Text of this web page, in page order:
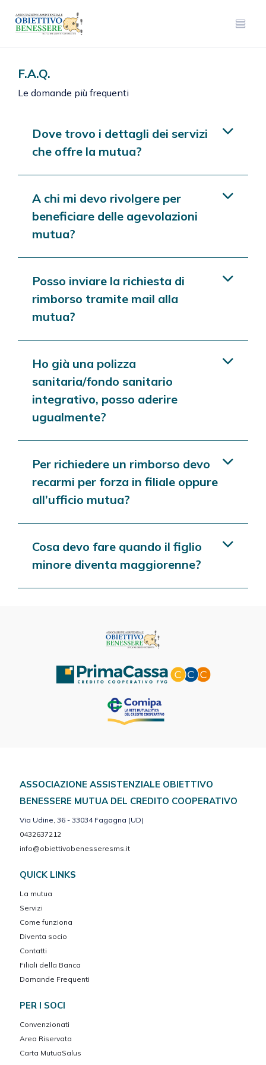
F.A.Q.
Le domande più frequenti
Dove trovo i dettagli dei servizi
che offre la mutua?
A chi mi devo rivolgere per
beneficiare delle agevolazioni
mutua?
Posso inviare la richiesta di
rimborso tramite mail alla
mutua?
Ho già una polizza
sanitaria/fondo sanitario
integrativo, posso aderire
ugualmente?
Per richiedere un rimborso devo
recarmi per forza in filiale oppure
all’ufficio mutua?
Cosa devo fare quando il figlio
minore diventa maggiorenne?
ASSOCIAZIONE ASSISTENZIALE OBIETTIVO
BENESSERE MUTUA DEL CREDITO COOPERATIVO
Via Udine, 36 - 33034 Fagagna (UD)
0432637212
info@obiettivobenesseresms.it
QUICK LINKS
La mutua
Servizi
Come funziona
Diventa socio
Contatti
Filiali della Banca
Domande Frequenti
PER I SOCI
Convenzionati
Area Riservata
Carta MutuaSalus